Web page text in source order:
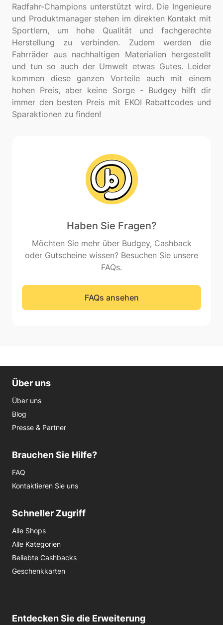
Radfahr-Champions unterstützt wird. Die Ingenieure
und Produktmanager stehen im direkten Kontakt mit
Sportlern, um hohe Qualität und fachgerechte
Herstellung zu verbinden. Zudem werden die
Fahrräder aus nachhaltigen Materialien hergestellt
und tun so auch der Umwelt etwas Gutes. Leider
kommen diese ganzen Vorteile auch mit einem
hohen Preis, aber keine Sorge - Budgey hilft dir
immer den besten Preis mit EKOI Rabattcodes und
Haben Sie Fragen?
Möchten Sie mehr über Budgey, Cashback
oder Gutscheine wissen? Besuchen Sie unsere
FAQs.
FAQs ansehen
Über uns
Über uns
Blog
Presse & Partner
Brauchen Sie Hilfe?
FAQ
Kontaktieren Sie uns
Schneller Zugriff
Alle Shops
Alle Kategorien
Beliebte Cashbacks
Geschenkkarten
Entdecken Sie die Erweiterung